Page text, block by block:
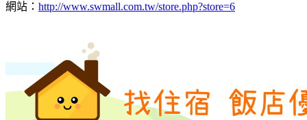
網站： http://www.swmall.com.tw/store.php?store=6